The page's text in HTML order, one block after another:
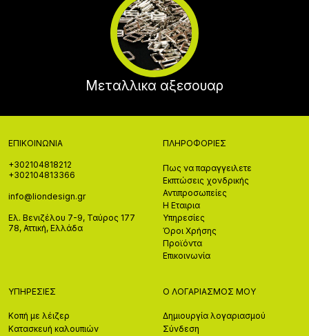
Μεταλλικα αξεσουαρ
ΕΠΙΚΟΙΝΩΝΊΑ
+302104818212
+302104813366
info@liondesign.gr
Ελ. Βενιζέλου 7-9, Ταύρος 177
78, Αττική, Ελλάδα
ΠΛΗΡΟΦΟΡΊΕΣ
Πως να παραγγειλετε
Εκπτώσεις χονδρικής
Αντιπροσωπείες
Η Εταιρια
Υπηρεσίες
Όροι Χρήσης
Προϊόντα
Επικοινωνία
ΥΠΗΡΕΣΊΕΣ
Κοπή με λέιζερ
Κατασκευή καλουπιών
Ο ΛΟΓΑΡΙΑΣΜΌΣ ΜΟΥ
Δημιουργία λογαριασμού
Σύνδεση